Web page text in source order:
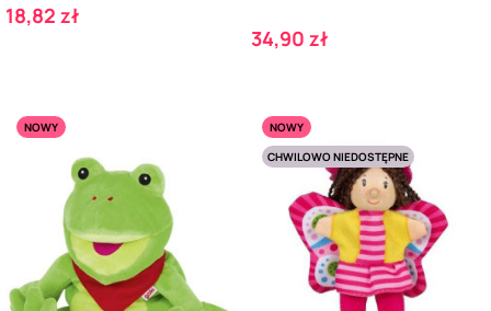
Cena
18,82 zł
Cena
34,90 zł
NOWY
NOWY
CHWILOWO NIEDOSTĘPNE